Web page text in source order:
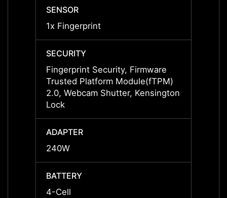
SENSOR
1x Fingerprint
SECURITY
Fingerprint Security, Firmware
Trusted Platform Module(fTPM)
2.0, Webcam Shutter, Kensington
Lock
ADAPTER
240W
BATTERY
4-Cell